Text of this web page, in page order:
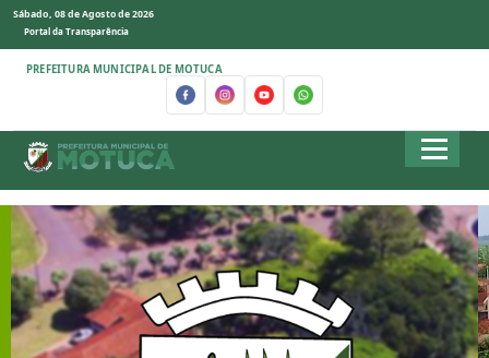
Sábado, 08 de Agosto de 2026
Portal da Transparência
PREFEITURA MUNICIPAL DE MOTUCA